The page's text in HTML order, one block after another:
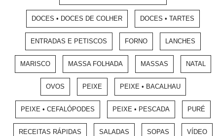
DOCES • DOCES DE COLHER DOCES • TARTES
ENTRADAS E PETISCOS FORNO LANCHES
MARISCO MASSA FOLHADA MASSAS NATAL
OVOS PEIXE PEIXE • BACALHAU
PEIXE • CEFALÓPODES PEIXE • PESCADA PURÉ
RECEITAS RÁPIDAS SALADAS SOPAS VÍDEO